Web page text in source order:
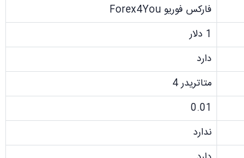
فارکس فوریو Forex4You
1 دلار
دارد
متاتریدر 4
0.01
ندارد